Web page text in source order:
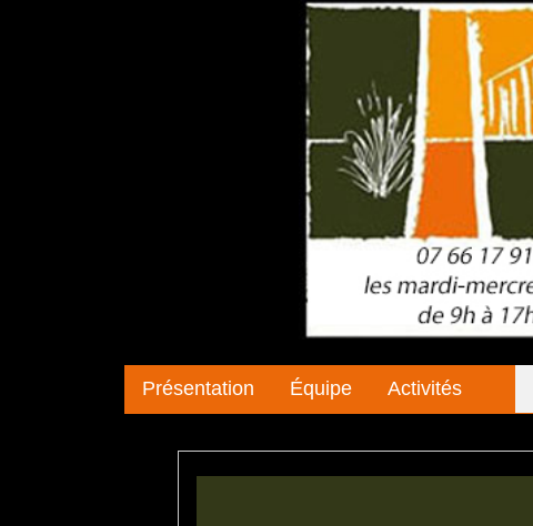
Présentation Équipe Activités